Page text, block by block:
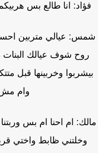
انا طالع بس
عيالي متربين احسن
روح شوف عيالك البنات
وخربينها قبل
وام مش
ام احنا ام بس وربتنا
وخلتني ظابط واختي